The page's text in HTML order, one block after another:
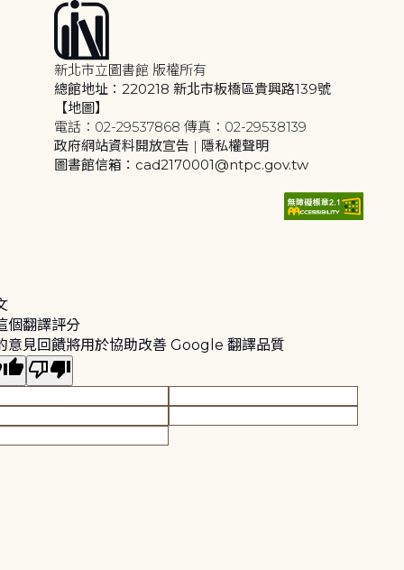
新北市立圖書館 版權所有
總館地址：220218 新北市板橋區貴興路139號
【地圖】
電話：02-29537868 傳真：02-29538139
政府網站資料開放宣告 | 隱私權聲明
圖書館信箱：cad2170001@ntpc.gov.tw
個翻譯評分
意見回饋將用於協助改善 Google 翻譯品質